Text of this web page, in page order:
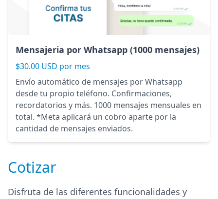
Mensajeria por Whatsapp (1000 mensajes)
$30.00 USD por mes
Envío automático de mensajes por Whatsapp
desde tu propio teléfono. Confirmaciones,
recordatorios y más. 1000 mensajes mensuales en
total. *Meta aplicará un cobro aparte por la
cantidad de mensajes enviados.
Cotizar
Disfruta de las diferentes funcionalidades y